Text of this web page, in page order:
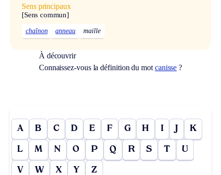
Sens principaux
[Sens commun]
chaînon anneau maille
À découvrir
Connaissez-vous la définition du mot canisse ?
A B C D E F G H I J K
L M N O P Q R S T U
V W X Y Z